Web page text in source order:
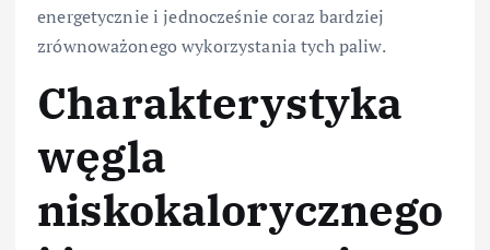
energetycznie i jednocześnie coraz bardziej
zrównoważonego wykorzystania tych paliw.
Charakterystyka
węgla
niskokalorycznego